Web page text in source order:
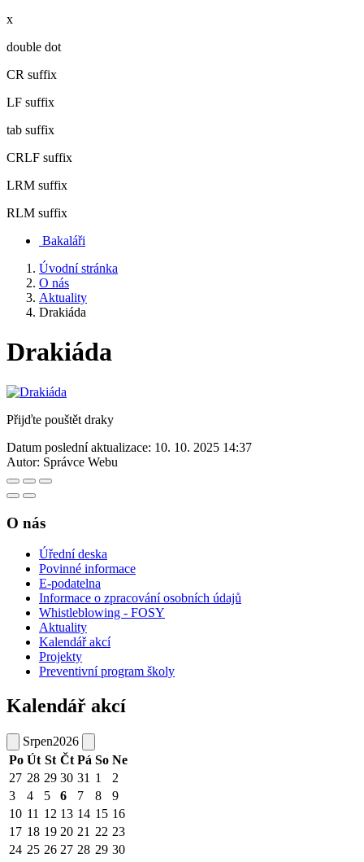
x
double dot
CR suffix
LF suffix
tab suffix
CRLF suffix
LRM suffix
RLM suffix
Bakaláři
Úvodní stránka
O nás
Aktuality
Drakiáda
Drakiáda
Přijďte pouštět draky
Datum poslední aktualizace: 10. 10. 2025 14:37
Autor: Správce Webu
O nás
Úřední deska
Povinné informace
E-podatelna
Informace o zpracování osobních údajů
Whistleblowing - FOSY
Aktuality
Kalendář akcí
Projekty
Preventivní program školy
Kalendář akcí
Srpen2026
Po Út St Čt Pá So Ne
27 28 29 30 31 1
2
3
4 5 6 7 8
9
10 11 12 13 14 15 16
17 18 19 20 21 22 23
24 25 26 27 28 29 30